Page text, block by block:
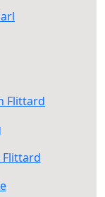
Flittard
Flittard